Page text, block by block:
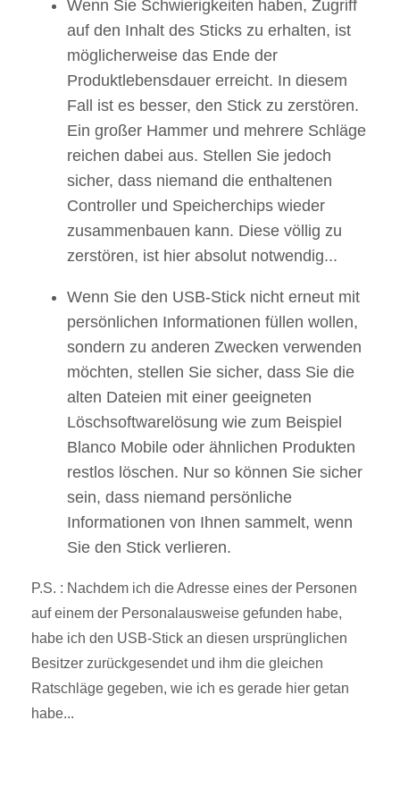
Wenn Sie Schwierigkeiten haben, Zugriff
auf den Inhalt des Sticks zu erhalten, ist
möglicherweise das Ende der
Produktlebensdauer erreicht. In diesem
Fall ist es besser, den Stick zu zerstören.
Ein großer Hammer und mehrere Schläge
reichen dabei aus. Stellen Sie jedoch
sicher, dass niemand die enthaltenen
Controller und Speicherchips wieder
zusammenbauen kann. Diese völlig zu
zerstören, ist hier absolut notwendig...
Wenn Sie den USB-Stick nicht erneut mit
persönlichen Informationen füllen wollen,
sondern zu anderen Zwecken verwenden
möchten, stellen Sie sicher, dass Sie die
alten Dateien mit einer geeigneten
Löschsoftwarelösung wie zum Beispiel
Blanco Mobile oder ähnlichen Produkten
restlos löschen. Nur so können Sie sicher
sein, dass niemand persönliche
Informationen von Ihnen sammelt, wenn
Sie den Stick verlieren.
P.S. : Nachdem ich die Adresse eines der Personen
auf einem der Personalausweise gefunden habe,
habe ich den USB-Stick an diesen ursprünglichen
Besitzer zurückgesendet und ihm die gleichen
Ratschläge gegeben, wie ich es gerade hier getan
habe...